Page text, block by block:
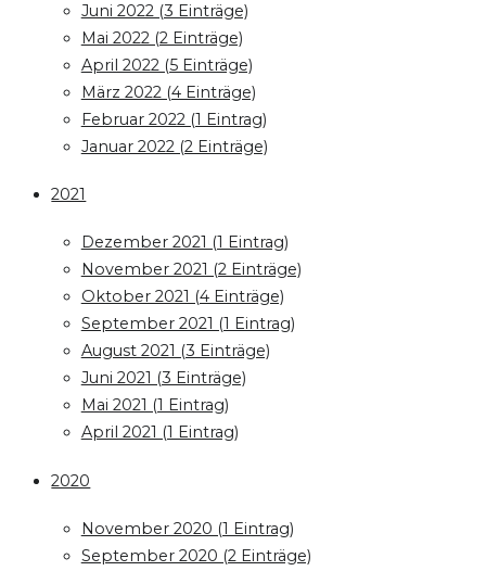
Juni 2022 (3 Einträge)
Mai 2022 (2 Einträge)
April 2022 (5 Einträge)
März 2022 (4 Einträge)
Februar 2022 (1 Eintrag)
Januar 2022 (2 Einträge)
2021
Dezember 2021 (1 Eintrag)
November 2021 (2 Einträge)
Oktober 2021 (4 Einträge)
September 2021 (1 Eintrag)
August 2021 (3 Einträge)
Juni 2021 (3 Einträge)
Mai 2021 (1 Eintrag)
April 2021 (1 Eintrag)
2020
November 2020 (1 Eintrag)
September 2020 (2 Einträge)